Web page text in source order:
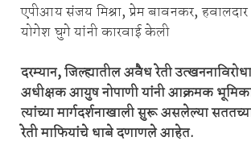
एपीआय संजय मिश्रा, प्रेम बावनकर,
योगेश घुगे यांनी कारवाई केली
दरम्यान, जिल्ह्यातील अवैध रेती
अधीक्षक आयुष नोपाणी यांनी आक्रमक
त्यांच्या मार्गदर्शनाखाली सुरू असलेल्या
रेती माफियांचे धाबे दणाणले आहेत.